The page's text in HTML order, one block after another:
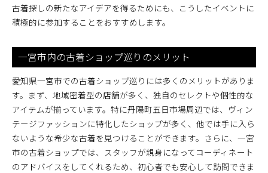
古着探しの新たなアイデアを得るためにも、こうしたイベントに
積極的に参加することをおすすめします。
一宮市内の古着ショップ巡りのメリット
愛知県一宮市での古着ショップ巡りには多くのメリットがありま
す。まず、地域密着型の店舗が多く、独自のセレクトや個性的な
アイテムが揃っています。特に丹陽町五日市場周辺では、ヴィン
テージファッションに特化したショップが多く、他では手に入ら
ないような希少な古着を見つけることができます。さらに、一宮
市の古着ショップでは、スタッフが親身になってコーディネート
のアドバイスをしてくれるため、初心者でも安心して訪問できま